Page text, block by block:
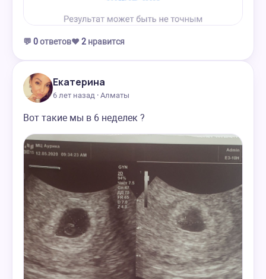
💬 0ответов❤️ 2 нравится
Екатерина
6 лет назад · Алматы
Вот такие мы в 6 неделек ?